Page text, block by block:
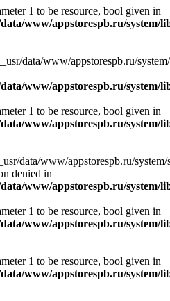
1 to be resource, bool given in
www/appstorespb.ru/system/
data/www/appstorespb.ru/
www/appstorespb.ru/system/
1 to be resource, bool given in
www/appstorespb.ru/system/
data/www/appstorespb.ru/
denied in
www/appstorespb.ru/system/
1 to be resource, bool given in
www/appstorespb.ru/system/
1 to be resource, bool given in
www/appstorespb.ru/system/